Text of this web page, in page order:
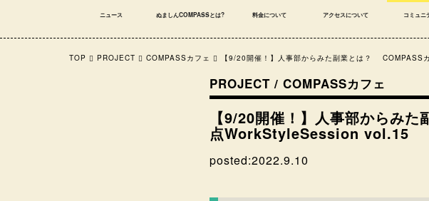
ニュース ぬましんCOMPASSとは? 料金について アクセスについて コミュニ
TOP PROJECT COMPASSカフェ 【9/20開催！】人事部からみた副業とは？
PROJECT / COMPASSカフェ
【9/20開催！】人事部からみ
点WorkStyleSession vol.15
posted:2022.9.10